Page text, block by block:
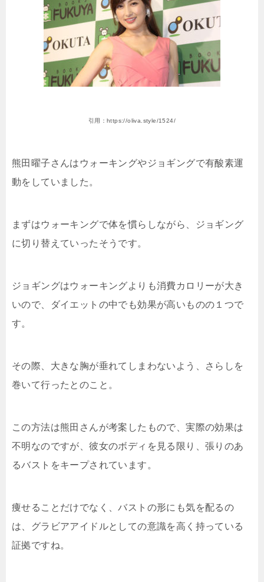
引用：https://oliva.style/1524/
熊田曜子さんはウォーキングやジョギングで有酸素運
動をしていました。
まずはウォーキングで体を慣らしながら、ジョギング
に切り替えていったそうです。
ジョギングはウォーキングよりも消費カロリーが大き
いので、ダイエットの中でも効果が高いものの１つで
す。
その際、大きな胸が垂れてしまわないよう、さらしを
巻いて行ったとのこと。
この方法は熊田さんが考案したもので、実際の効果は
不明なのですが、彼女のボディを見る限り、張りのあ
るバストをキープされています。
痩せることだけでなく、バストの形にも気を配るの
は、グラビアアイドルとしての意識を高く持っている
証拠ですね。